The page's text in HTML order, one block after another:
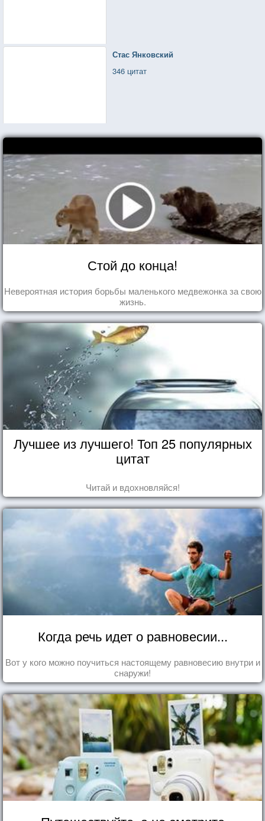
Стас Янковский
346 цитат
Стой до конца!
Невероятная история борьбы маленького медвежонка за свою
жизнь.
Лучшее из лучшего! Топ 25 популярных
цитат
Читай и вдохновляйся!
Когда речь идет о равновесии...
Вот у кого можно поучиться настоящему равновесию внутри и
снаружи!